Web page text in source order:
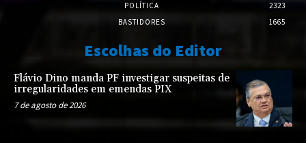
POLÍTICA
2323
BASTIDORES
1665
Escolhas do Editor
Flávio Dino manda PF investigar suspeitas de
irregularidades em emendas PIX
7 de agosto de 2026